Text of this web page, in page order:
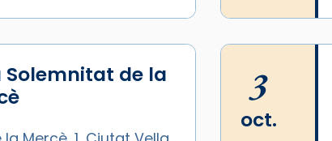
de la
3
oct.